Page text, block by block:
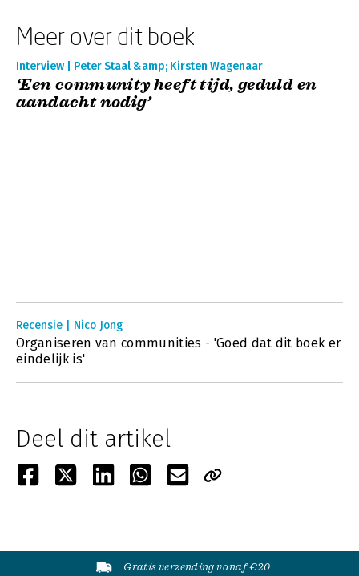
Meer over dit boek
Interview | Peter Staal &amp; Kirsten Wagenaar
‘Een community heeft tijd, geduld en
aandacht nodig’
Recensie | Nico Jong
Organiseren van communities - 'Goed dat dit boek er
eindelijk is'
Deel dit artikel
Gratis verzending vanaf €20